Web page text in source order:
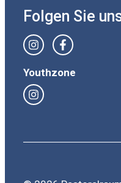
Folgen Sie
Youthzone